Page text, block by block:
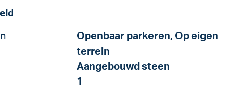
Openbaar parkeren, Op eigen
terrein
Aangebouwd steen
1